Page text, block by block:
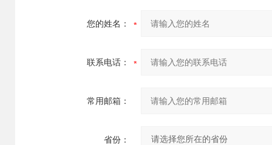
您的姓名：
联系电话：
常用邮箱：
省份：